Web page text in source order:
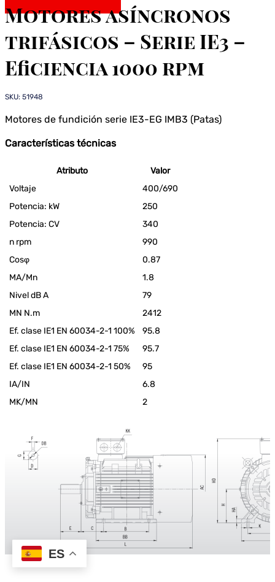
Motores asíncronos
trifásicos – Serie IE3 –
Eficiencia 1000 rpm
SKU: 51948
Motores de fundición serie IE3-EG IMB3 (Patas)
Características técnicas
Atributo
Valor
Voltaje
400/690
Potencia: kW
250
Potencia: CV
340
n rpm
990
Cosφ
0.87
MA/Mn
1.8
Nivel dB A
79
MN N.m
2412
Ef. clase IE1 EN 60034-2-1 100%
95.8
Ef. clase IE1 EN 60034-2-1 75%
95.7
Ef. clase IE1 EN 60034-2-1 50%
95
IA/IN
6.8
MK/MN
2
ES